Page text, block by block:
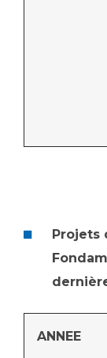
Projets
ANNEE